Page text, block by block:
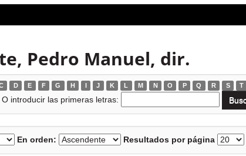
Pedro Manuel, dir.
D E F G H I J K L M N O P Q R S T
O introducir las primeras letras:
En orden: Resultados por página